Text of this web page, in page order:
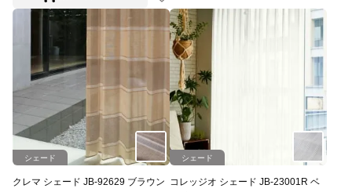
シェード
クレマ シェード JB-92629 ブラウン
シェード
コレッジオ シェード JB-23001R ベ